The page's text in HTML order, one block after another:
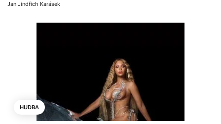
Jan Jindřich Karásek
HUDBA